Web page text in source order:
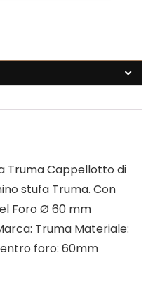
Truma Cappellotto di
stufa Truma. Con
Foro Ø 60 mm
Truma Materiale:
foro: 60mm